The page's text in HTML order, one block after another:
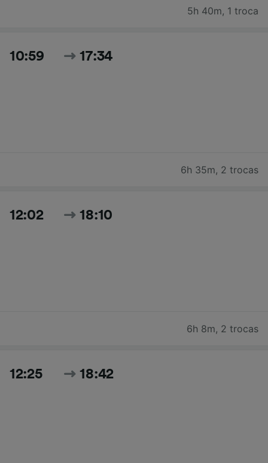
5h 40m, 1 troca
10:59 17:34
6h 35m, 2 trocas
12:02 18:10
6h 8m, 2 trocas
12:25 18:42